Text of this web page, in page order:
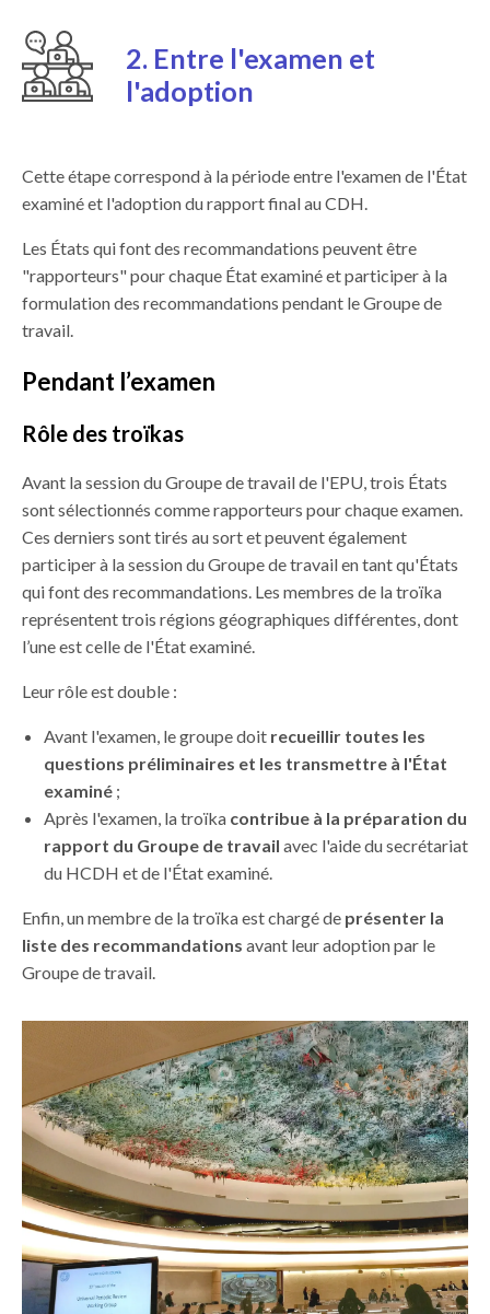
2. Entre l'examen et
l'adoption
Cette étape correspond à la période entre l'examen de l'État
examiné et l'adoption du rapport final au CDH.
Les États qui font des recommandations peuvent être
"rapporteurs" pour chaque État examiné et participer à la
formulation des recommandations pendant le Groupe de
travail.
Pendant l’examen
Rôle des troïkas
Avant la session du Groupe de travail de l'EPU, trois États
sont sélectionnés comme rapporteurs pour chaque examen.
Ces derniers sont tirés au sort et peuvent également
participer à la session du Groupe de travail en tant qu'États
qui font des recommandations. Les membres de la troïka
représentent trois régions géographiques différentes, dont
l’une est celle de l'État examiné.
Leur rôle est double :
Avant l'examen, le groupe doit recueillir toutes les
questions préliminaires et les transmettre à l'État
examiné ;
Après l'examen, la troïka contribue à la préparation du
rapport du Groupe de travail avec l'aide du secrétariat
du HCDH et de l'État examiné.
Enfin, un membre de la troïka est chargé de présenter la
liste des recommandations avant leur adoption par le
Groupe de travail.